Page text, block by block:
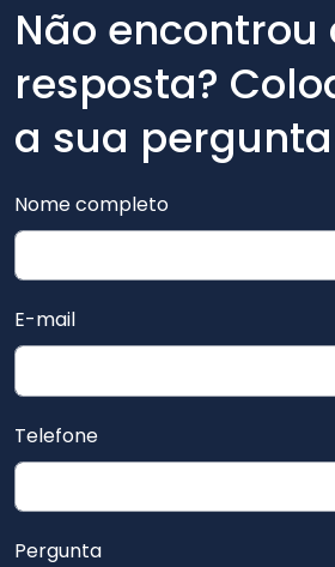
Não encontrou
resposta?
a sua
Nome completo
E-mail
Telefone
Pergunta